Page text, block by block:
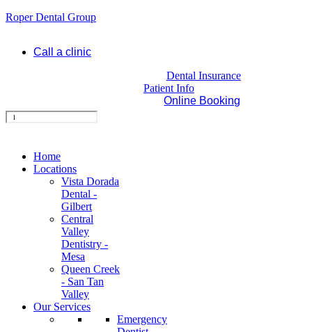
Roper Dental Group
Call a clinic
Dental Insurance
Patient Info
Online Booking
Home
Locations
Vista Dorada
Dental -
Gilbert
Central
Valley
Dentistry -
Mesa
Queen Creek
- San Tan
Valley
Our Services
Emergency